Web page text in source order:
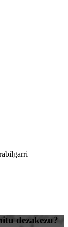
dezakezu?